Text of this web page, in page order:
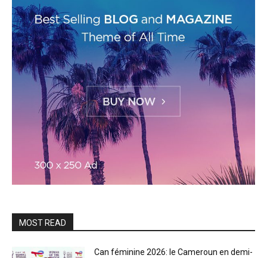
MOST READ
Can féminine 2026: le Cameroun en demi-